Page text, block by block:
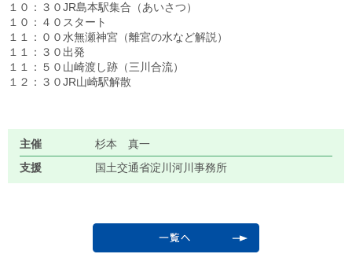
１０：３０JR島本駅集合（あいさつ）
１０：４０スタート
１１：００水無瀬神宮（離宮の水など解説）
１１：３０出発
１１：５０山崎渡し跡（三川合流）
１２：３０JR山崎駅解散
主催
杉本 真一
支援
国土交通省淀川河川事務所